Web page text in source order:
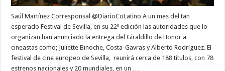
Saúl Martínez Corresponsal @DiarioCoLatino A un mes del tan
esperado Festival de Sevilla, en su 22º edición las autoridades que lo
organizan han anunciado la entrega del Giraldillo de Honor a
cineastas como; Juliette Binoche, Costa-Gavras y Alberto Rodríguez. El
festival de cine europeo de Sevilla, reunirá cerca de 188 títulos, con 78
estrenos nacionales y 20 mundiales, en un …